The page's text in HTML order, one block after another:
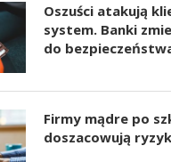
Oszuści atakują
system. Banki
do
Firmy mądre po
doszacowują